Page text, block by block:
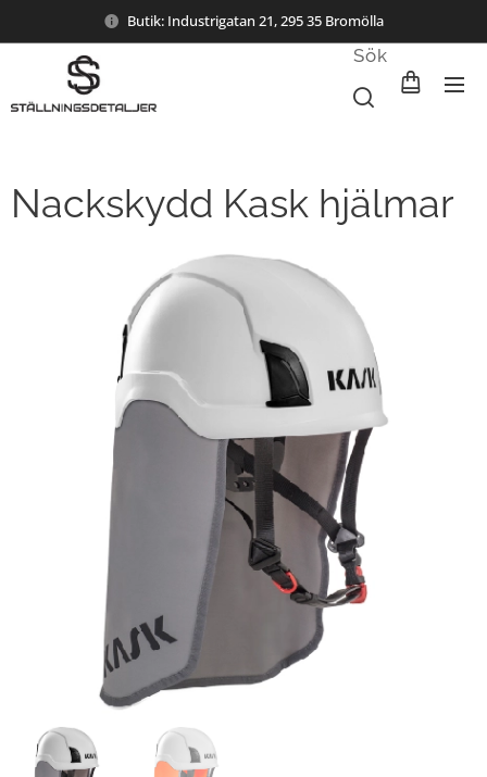
Butik: Industrigatan 21, 295 35 Bromölla
Sök
Nackskydd Kask hjälmar